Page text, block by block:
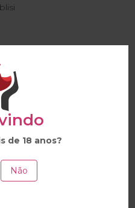
de 18 anos?
Não